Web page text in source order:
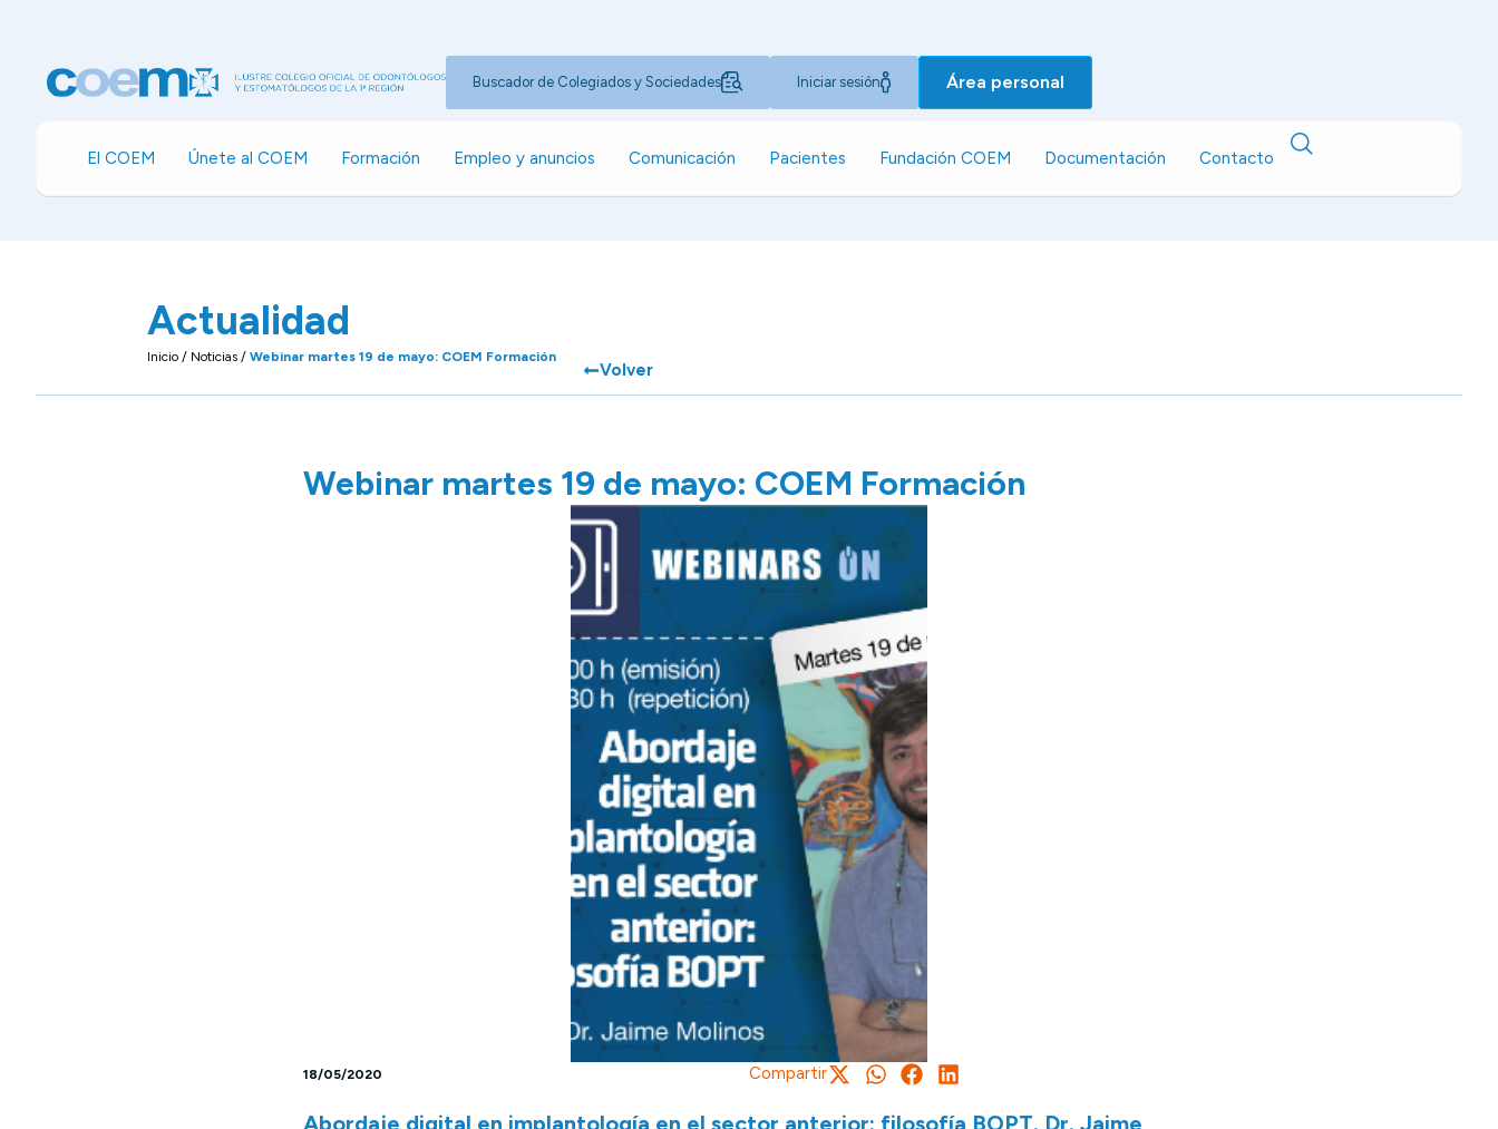
Buscador de Colegiados y Sociedades Iniciar sesión Área personal
El COEM Únete al COEM Formación Empleo y anuncios Comunicación Pacientes Fundación COEM Documentación Contacto
Actualidad
Inicio / Noticias / Webinar martes 19 de mayo: COEM Formación
Volver
Webinar martes 19 de mayo: COEM Formación
18/05/2020 Compartir
Abordaje digital en implantología en el sector anterior: filosofía BOPT. Dr. Jaime